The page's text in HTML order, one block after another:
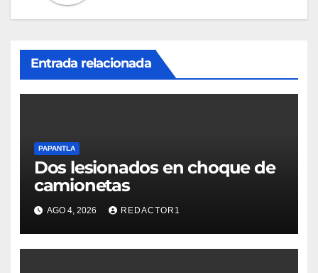
Entrada relacionada
PAPANTLA
Dos lesionados en choque de
camionetas
AGO 4, 2026 REDACTOR1